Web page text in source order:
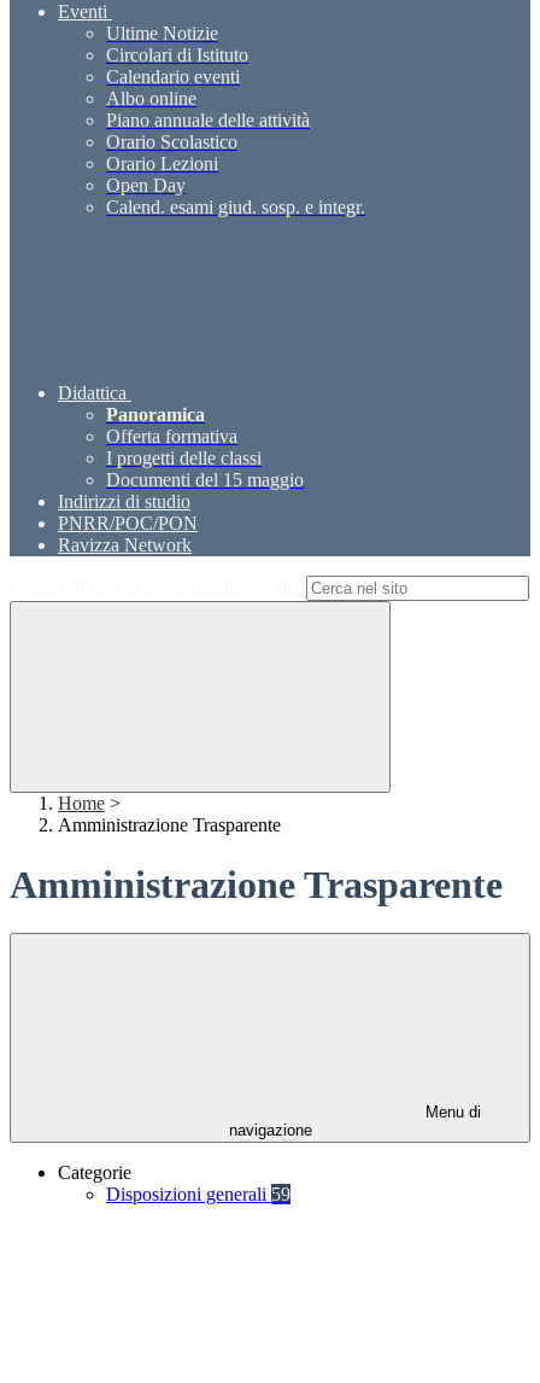
Eventi
Ultime Notizie
Circolari di Istituto
Calendario eventi
Albo online
Piano annuale delle attività
Orario Scolastico
Orario Lezioni
Open Day
Calend. esami giud. sosp. e integr.
Didattica
Panoramica
Offerta formativa
I progetti delle classi
Documenti del 15 maggio
Indirizzi di studio
PNRR/POC/PON
Ravizza Network
Home >
Amministrazione Trasparente
Amministrazione Trasparente
Menu di
navigazione
Categorie
Disposizioni generali 59